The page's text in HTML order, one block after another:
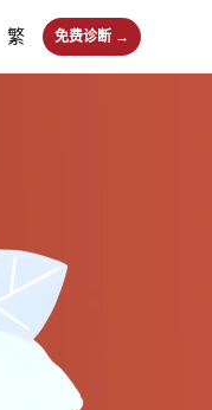
繁 免费诊断 →